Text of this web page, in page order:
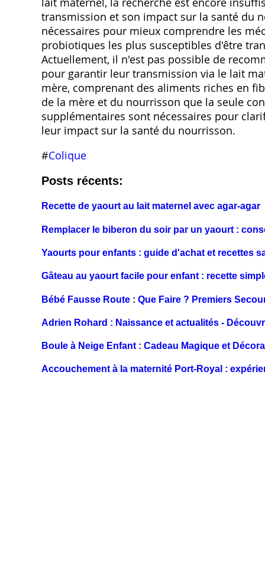
transmission et son impact sur la santé du
nécessaires pour mieux comprendre les
probiotiques les plus susceptibles d'être
Actuellement‚ il n'est pas possible de
pour garantir leur transmission via le lait
mère‚ comprenant des aliments riches en
de la mère et du nourrisson que la seule
supplémentaires sont nécessaires pour
leur impact sur la santé du nourrisson.
#Colique
Posts récents:
Recette de yaourt au lait maternel avec agar-agar
Remplacer le biberon du soir par un yaourt :
Yaourts pour enfants : guide d'achat et recettes
Gâteau au yaourt facile pour enfant : recette
Bébé Fausse Route : Que Faire ? Premiers
Adrien Rohard : Naissance et actualités -
Boule à Neige Enfant : Cadeau Magique et
Accouchement à la maternité Port-Royal :